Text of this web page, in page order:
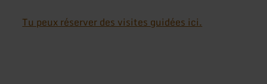
Tu peux réserver des visites guidées ici.